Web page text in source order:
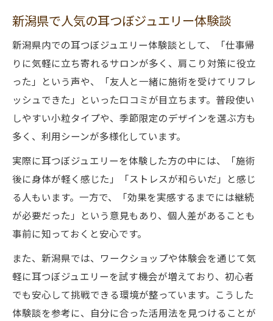
シュ
新潟県で人気の耳つぼジュエリー体験談
新潟県内での耳つぼジュエリー体験談として、「仕事帰
りに気軽に立ち寄れるサロンが多く、肩こり対策に役立
った」という声や、「友人と一緒に施術を受けてリフレ
ッシュできた」といった口コミが目立ちます。普段使い
しやすい小粒タイプや、季節限定のデザインを選ぶ方も
多く、利用シーンが多様化しています。
実際に耳つぼジュエリーを体験した方の中には、「施術
後に身体が軽く感じた」「ストレスが和らいだ」と感じ
る人もいます。一方で、「効果を実感するまでには継続
が必要だった」という意見もあり、個人差があることも
事前に知っておくと安心です。
また、新潟県では、ワークショップや体験会を通じて気
軽に耳つぼジュエリーを試す機会が増えており、初心者
でも安心して挑戦できる環境が整っています。こうした
体験談を参考に、自分に合った活用法を見つけることが